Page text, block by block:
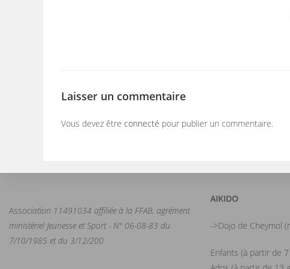
Laisser un commentaire
Vous devez être connecté pour publier un commentaire.
Association 11491034 affiliée à la FFAB, agrément
ministériel Jeunesse et Sport - N° 06-08-83 du
7/10/1985 et du 3/12/200
AIKIDO
->Dojo de Cheymol
Enfants (à partir de